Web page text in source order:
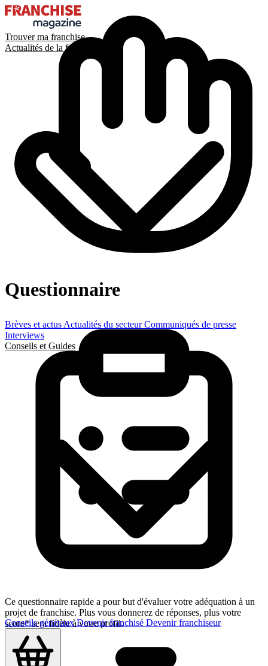
Trouver ma franchise
Actualités de la franchise
Brèves et actus Actualités du secteurCommuniqués de presse
Interviews
Conseils et Guides
Conseils générauxDevenir franchisé Devenir franchiseur
Questionnaire
Ce questionnaire rapide a pour but d'évaluer votre adéquation à un
projet de franchise. Plus vous donnerez de réponses, plus votre
score* sera fidèle à votre profil.